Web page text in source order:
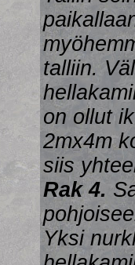
talliin.
on ollut
2mx4m
siis
Rak 4.
Yksi